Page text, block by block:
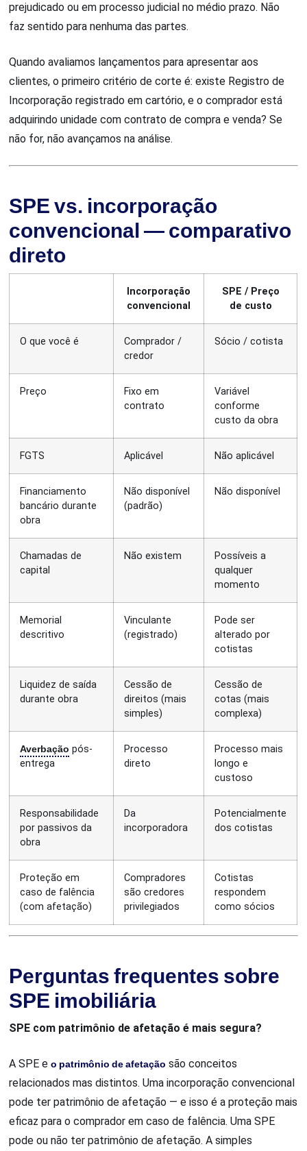
prejudicado ou em processo judicial no médio prazo. Não
faz sentido para nenhuma das partes.
Quando avaliamos lançamentos para apresentar aos
clientes, o primeiro critério de corte é: existe Registro de
Incorporação registrado em cartório, e o comprador está
adquirindo unidade com contrato de compra e venda? Se
não for, não avançamos na análise.
SPE vs. incorporação
convencional — comparativo
direto
Incorporação
convencional
SPE / Preço
de custo
O que você é
Comprador /
credor
Sócio / cotista
Preço
Fixo em
contrato
Variável
conforme
custo da obra
FGTS Aplicável Não aplicável
Financiamento
bancário durante
obra
Não disponível
(padrão)
Não disponível
Chamadas de
capital
Não existem
Possíveis a
qualquer
momento
Memorial
descritivo
Vinculante
(registrado)
Pode ser
alterado por
cotistas
Liquidez de saída
durante obra
Cessão de
direitos (mais
simples)
Cessão de
cotas (mais
complexa)
Averbação pós-
entrega
Processo
direto
Processo mais
longo e
custoso
Responsabilidade
por passivos da
obra
Da
incorporadora
Potencialmente
dos cotistas
Proteção em
caso de falência
(com afetação)
Compradores
são credores
privilegiados
Cotistas
respondem
como sócios
Perguntas frequentes sobre
SPE imobiliária
SPE com patrimônio de afetação é mais segura?
A SPE eo patrimônio de afetação são conceitos
relacionados mas distintos. Uma incorporação convencional
pode ter patrimônio de afetação — e isso é a proteção mais
eficaz para o comprador em caso de falência. Uma SPE
pode ou não ter patrimônio de afetação. A simples